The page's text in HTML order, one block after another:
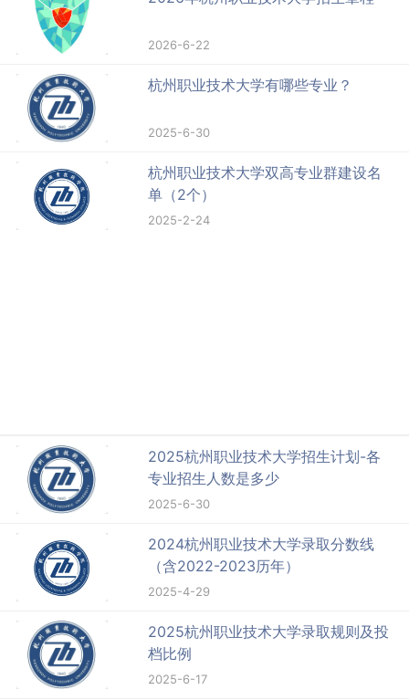
2026-6-22
杭州职业技术大学有哪些专业？
2025-6-30
杭州职业技术大学双高专业群建设名
单（2个）
2025-2-24
2025杭州职业技术大学招生计划-各
专业招生人数是多少
2025-6-30
2024杭州职业技术大学录取分数线
（含2022-2023历年）
2025-4-29
2025杭州职业技术大学录取规则及投
档比例
2025-6-17